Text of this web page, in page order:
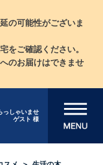
の可能性がございま
をご確認ください。
のお届けはできませ
っしゃいませ
ゲスト 様
メニューを開